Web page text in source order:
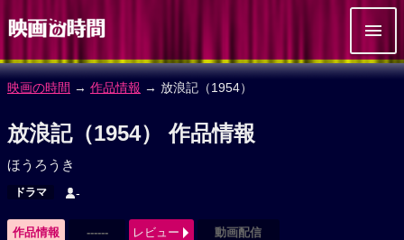
映画の時間 → 作品情報 → 放浪記（1954）
放浪記（1954） 作品情報
ほうろうき
ドラマ -
作品情報 ------ レビュー 動画配信